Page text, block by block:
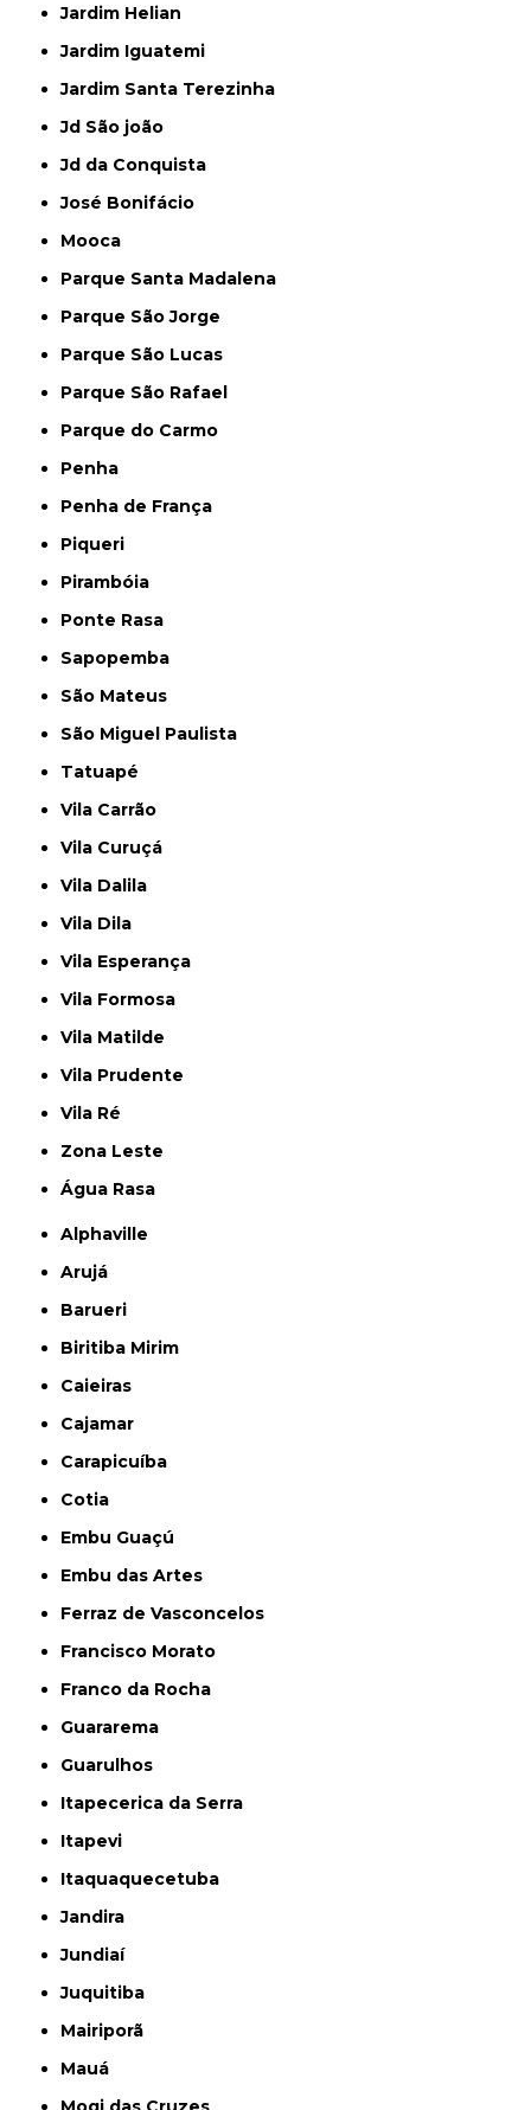
Jardim Helian
Jardim Iguatemi
Jardim Santa Terezinha
Jd São joão
Jd da Conquista
José Bonifácio
Mooca
Parque Santa Madalena
Parque São Jorge
Parque São Lucas
Parque São Rafael
Parque do Carmo
Penha
Penha de França
Piqueri
Pirambóia
Ponte Rasa
Sapopemba
São Mateus
São Miguel Paulista
Tatuapé
Vila Carrão
Vila Curuçá
Vila Dalila
Vila Dila
Vila Esperança
Vila Formosa
Vila Matilde
Vila Prudente
Vila Ré
Zona Leste
Água Rasa
Alphaville
Arujá
Barueri
Biritiba Mirim
Caieiras
Cajamar
Carapicuíba
Cotia
Embu Guaçú
Embu das Artes
Ferraz de Vasconcelos
Francisco Morato
Franco da Rocha
Guararema
Guarulhos
Itapecerica da Serra
Itapevi
Itaquaquecetuba
Jandira
Jundiaí
Juquitiba
Mairiporã
Mauá